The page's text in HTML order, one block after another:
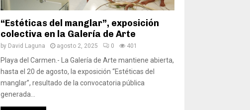
“Estéticas del manglar”, exposición
colectiva en la Galería de Arte
by David Laguna agosto 2, 2025 0 401
Playa del Carmen.- La Galería de Arte mantiene abierta,
hasta el 20 de agosto, la exposición “Estéticas del
manglar”, resultado de la convocatoria pública
generada...